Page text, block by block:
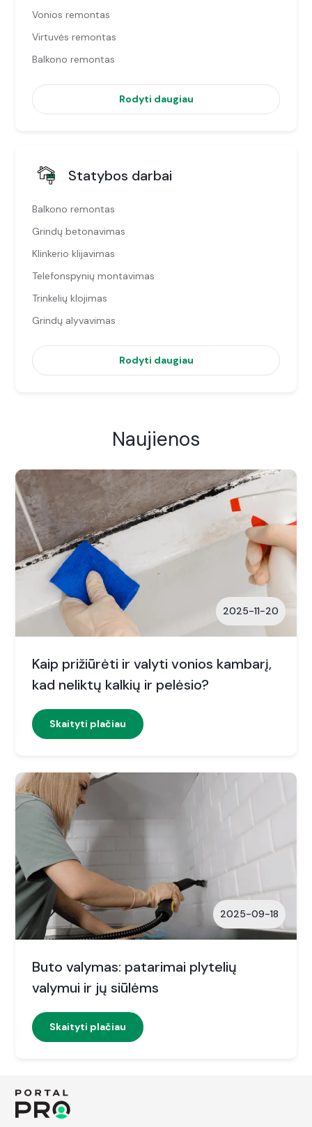
Vonios remontas
Virtuvės remontas
Balkono remontas
Rodyti daugiau
Statybos darbai
Balkono remontas
Grindų betonavimas
Klinkerio klijavimas
Telefonspynių montavimas
Trinkelių klojimas
Grindų alyvavimas
Rodyti daugiau
Naujienos
2025-11-20
Kaip prižiūrėti ir valyti vonios kambarį,
kad neliktų kalkių ir pelėsio?
Skaityti plačiau
2025-09-18
Buto valymas: patarimai plytelių
valymui ir jų siūlėms
Skaityti plačiau